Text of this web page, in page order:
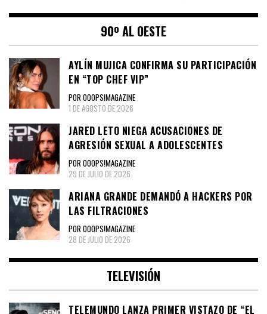
90º AL OESTE
AYLÍN MUJICA CONFIRMA SU PARTICIPACIÓN
EN “TOP CHEF VIP”
POR OOOPS!MAGAZINE
1 DE AGOSTO DE 2026
JARED LETO NIEGA ACUSACIONES DE
AGRESIÓN SEXUAL A ADOLESCENTES
POR OOOPS!MAGAZINE
29 DE JULIO DE 2026
ARIANA GRANDE DEMANDÓ A HACKERS POR
LAS FILTRACIONES
POR OOOPS!MAGAZINE
28 DE JULIO DE 2026
TELEVISIÓN
TELEMUNDO LANZA PRIMER VISTAZO DE “EL